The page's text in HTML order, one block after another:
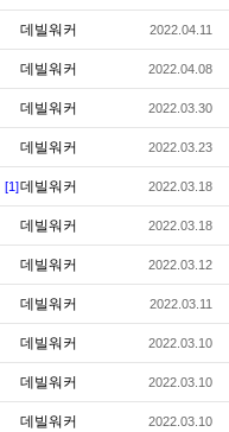
데빌워커 2022.04.11
데빌워커 2022.04.08
데빌워커 2022.03.30
데빌워커 2022.03.23
[1]데빌워커 2022.03.18
데빌워커 2022.03.18
데빌워커 2022.03.12
데빌워커 2022.03.11
데빌워커 2022.03.10
데빌워커 2022.03.10
데빌워커 2022.03.10